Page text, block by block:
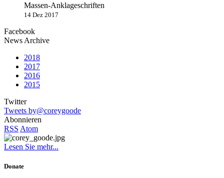
Massen-Anklageschriften
14 Dez 2017
Facebook
News Archive
2018
2017
2016
2015
Twitter
Tweets by@coreygoode
Abonnieren
RSS Atom
Lesen Sie mehr...
Donate